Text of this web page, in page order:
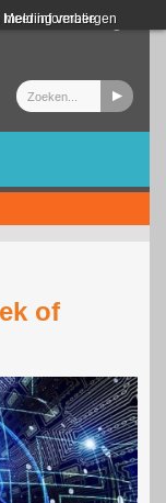
Meer informatie
melding verbergen
Login
of